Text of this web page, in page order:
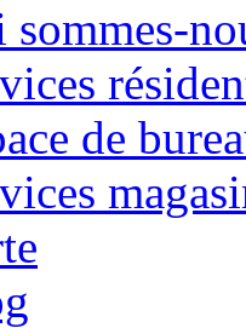
sommes-
de